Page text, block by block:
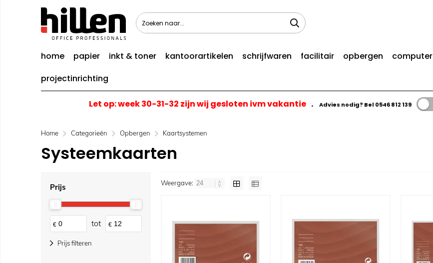
home papier inkt & toner kantoorartikelen schrijfwaren facilitair opbergen computer
projectinrichting
Let op: week 30-31-32 zijn wij gesloten ivm vakantie . Advies nodig? Bel 0546 812 139
Home Categorieën Opbergen Kaartsystemen
Systeemkaarten
Prijs
€ tot €
Prijs filteren
Weergave: